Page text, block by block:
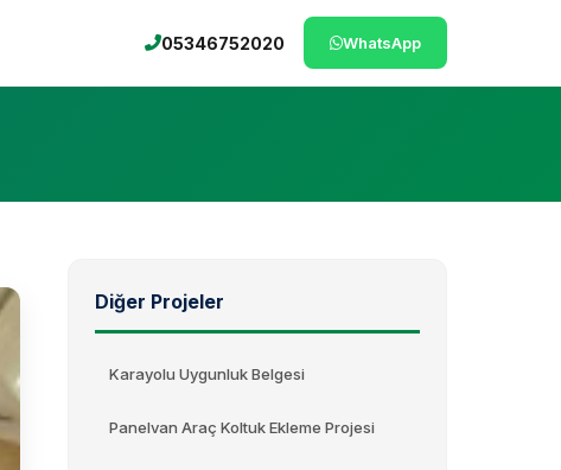
05346752020 WhatsApp
Diğer Projeler
Karayolu Uygunluk Belgesi
Panelvan Araç Koltuk Ekleme Projesi